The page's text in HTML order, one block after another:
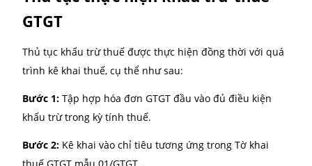
chứng từ hoặc kê khai không đúng thời điểm. Vậy
Hồ sơ cần có để khấu trừ thuế
GTGT
sơ sau: